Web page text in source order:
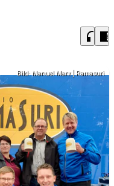
headphones chrome_reader_mode
Bild: Manuel Marx | Ramasuri